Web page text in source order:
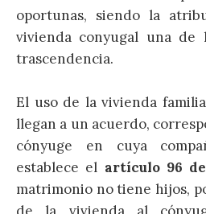
oportunas, siendo la
vivienda conyugal una de
trascendencia.
El uso de la vivienda
llegan a un acuerdo,
cónyuge en cuya
establece el artículo 96
matrimonio no tiene hijos,